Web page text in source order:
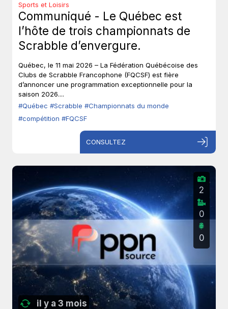
Sports et Loisirs
Communiqué - Le Québec est
l’hôte de trois championnats de
Scrabble d’envergure.
Québec, le 11 mai 2026 – La Fédération Québécoise des
Clubs de Scrabble Francophone (FQCSF) est fière
d’annoncer une programmation exceptionnelle pour la
saison 2026....
#Québec #Scrabble #Championnats du monde
#compétition #FQCSF
CONSULTEZ
il y a 3 mois
2
0
0